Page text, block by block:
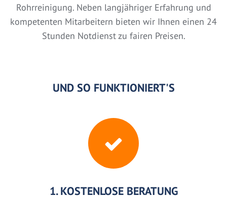
Rohrreinigung. Neben langjähriger Erfahrung und
kompetenten Mitarbeitern bieten wir Ihnen einen 24
Stunden Notdienst zu fairen Preisen.
UND SO FUNKTIONIERT'S
1. KOSTENLOSE BERATUNG